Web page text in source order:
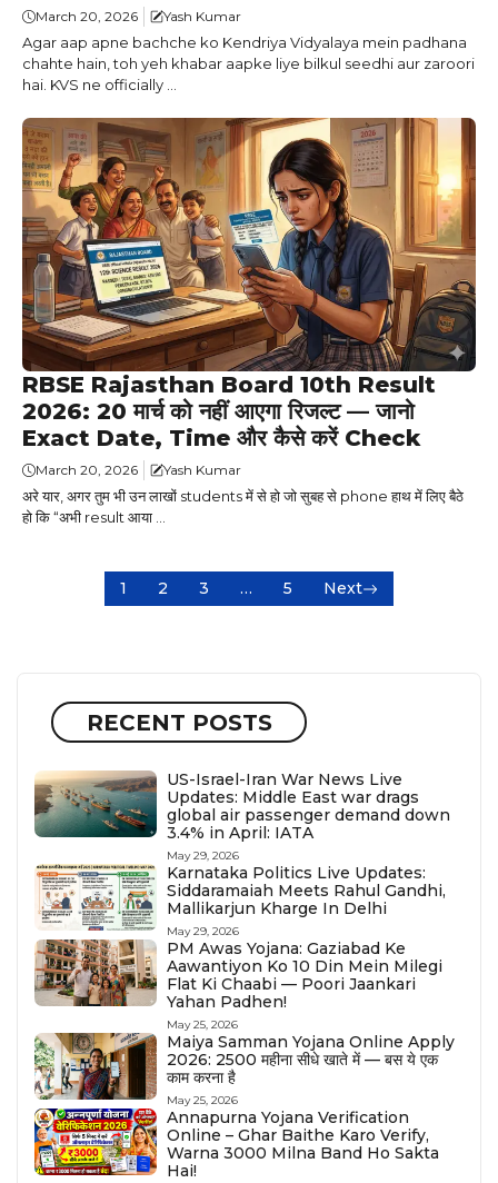
March 20, 2026 Yash Kumar
Agar aap apne bachche ko Kendriya Vidyalaya mein padhana
chahte hain, toh yeh khabar aapke liye bilkul seedhi aur zaroori
hai. KVS ne officially ...
RBSE Rajasthan Board 10th Result
2026: 20 मार्च को नहीं आएगा रिजल्ट — जानो
Exact Date, Time और कैसे करें Check
March 20, 2026 Yash Kumar
अरे यार, अगर तुम भी उन लाखों students में से हो जो सुबह से phone हाथ में लिए बैठे
हो कि “अभी result आया ...
1 2 3 … 5 Next
RECENT POSTS
US-Israel-Iran War News Live
Updates: Middle East war drags
global air passenger demand down
3.4% in April: IATA
May 29, 2026
Karnataka Politics Live Updates:
Siddaramaiah Meets Rahul Gandhi,
Mallikarjun Kharge In Delhi
May 29, 2026
PM Awas Yojana: Gaziabad Ke
Aawantiyon Ko 10 Din Mein Milegi
Flat Ki Chaabi — Poori Jaankari
Yahan Padhen!
May 25, 2026
Maiya Samman Yojana Online Apply
2026: ₹2500 महीना सीधे खाते में — बस ये एक
काम करना है
May 25, 2026
Annapurna Yojana Verification
Online – Ghar Baithe Karo Verify,
Warna ₹3000 Milna Band Ho Sakta
Hai!